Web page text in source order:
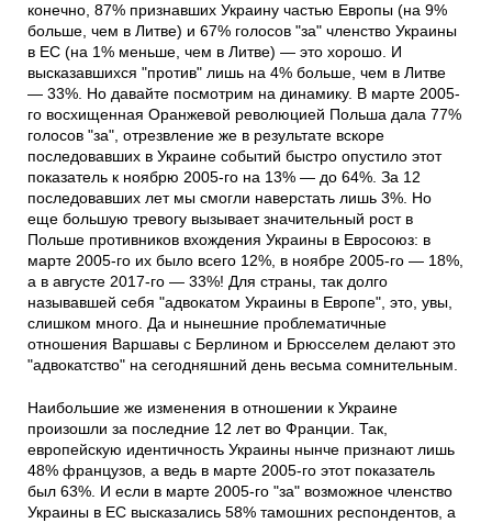
конечно, 87% признавших Украину частью Европы (на 9%
больше, чем в Литве) и 67% голосов "за" членство Украины
в ЕС (на 1% меньше, чем в Литве) — это хорошо. И
высказавшихся "против" лишь на 4% больше, чем в Литве
— 33%. Но давайте посмотрим на динамику. В марте 2005-
го восхищенная Оранжевой революцией Польша дала 77%
голосов "за", отрезвление же в результате вскоре
последовавших в Украине событий быстро опустило этот
показатель к ноябрю 2005-го на 13% — до 64%. За 12
последовавших лет мы смогли наверстать лишь 3%. Но
еще большую тревогу вызывает значительный рост в
Польше противников вхождения Украины в Евросоюз: в
марте 2005-го их было всего 12%, в ноябре 2005-го — 18%,
а в августе 2017-го — 33%! Для страны, так долго
называвшей себя "адвокатом Украины в Европе", это, увы,
слишком много. Да и нынешние проблематичные
отношения Варшавы с Берлином и Брюсселем делают это
"адвокатство" на сегодняшний день весьма сомнительным.
Наибольшие же изменения в отношении к Украине
произошли за последние 12 лет во Франции. Так,
европейскую идентичность Украины нынче признают лишь
48% французов, а ведь в марте 2005-го этот показатель
был 63%. И если в марте 2005-го "за" возможное членство
Украины в ЕС высказались 58% тамошних респондентов, а